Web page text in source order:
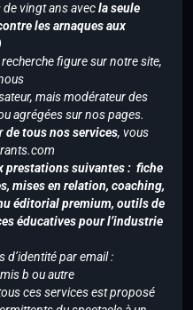
vingt ans avecla seule
les arnaques aux
figure sur notre site,
mais modérateur des
agrégées sur nos pages.
de tous nos services, vous
prestations suivantes : fiche
mises en relation, coaching,
éditorial premium, outils de
éducatives pour l’industrie
d’identité par email :
b ou autre
ces services est proposé